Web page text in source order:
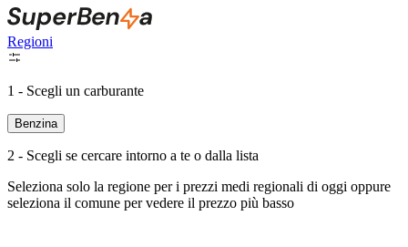
Regioni
1 - Scegli un carburante
Benzina
2 - Scegli se cercare intorno a te o dalla lista
Seleziona solo la regione per i prezzi medi regionali di oggi oppure
seleziona il comune per vedere il prezzo più basso